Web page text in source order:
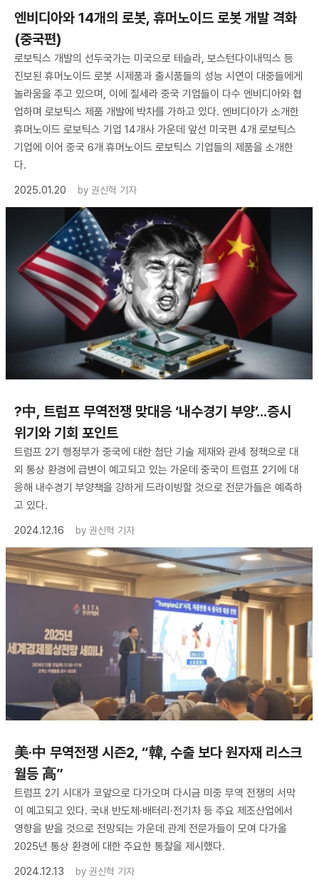
엔비디아와 14개의 로봇, 휴머노이드 로봇 개발 격화
(중국편)
로보틱스 개발의 선두국가는 미국으로 테슬라, 보스턴다이내믹스 등
진보된 휴머노이드 로봇 시제품과 출시품들의 성능 시연이 대중들에게
놀라움을 주고 있으며, 이에 질세라 중국 기업들이 다수 엔비디아와 협
업하며 로보틱스 제품 개발에 박차를 가하고 있다. 엔비디아가 소개한
휴머노이드 로보틱스 기업 14개사 가운데 앞선 미국편 4개 로보틱스
기업에 이어 중국 6개 휴머노이드 로보틱스 기업들의 제품을 소개한
다.
2025.01.20
by 권신혁 기자
?中, 트럼프 무역전쟁 맞대응 ‘내수경기 부양’...증시
위기와 기회 포인트
트럼프 2기 행정부가 중국에 대한 첨단 기술 제재와 관세 정책으로 대
외 통상 환경에 급변이 예고되고 있는 가운데 중국이 트럼프 2기에 대
응해 내수경기 부양책을 강하게 드라이빙할 것으로 전문가들은 예측하
고 있다.
2024.12.16
by 권신혁 기자
美·中 무역전쟁 시즌2, “韓, 수출 보다 원자재 리스크
월등 高”
트럼프 2기 시대가 코앞으로 다가오며 다시금 미중 무역 전쟁의 서막
이 예고되고 있다. 국내 반도체·배터리·전기차 등 주요 제조산업에서
영향을 받을 것으로 전망되는 가운데 관계 전문가들이 모여 다가올
2025년 통상 환경에 대한 주요한 통찰을 제시했다.
2024.12.13
by 권신혁 기자